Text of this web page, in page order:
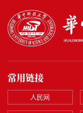
常用链接
人民网